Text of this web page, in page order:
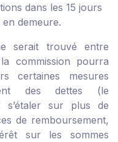
dans les 15 jours
demeure.
serait trouvé entre
commission pourra
certaines mesures
des dettes (le
s’étaler sur plus de
de remboursement,
sur les sommes